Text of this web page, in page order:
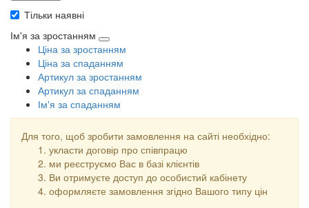
Тільки наявні
Ім'я за зростанням
Ціна за зростанням
Ціна за спаданням
Артикул за зростанням
Артикул за спаданням
Ім'я за спаданням
Для того, щоб зробити замовлення на сайті необхідно:
укласти договір про співпрацю
ми реєструємо Вас в базі клієнтів
Ви отримуєте доступ до особистий кабінету
оформляєте замовлення згідно Вашого типу цін